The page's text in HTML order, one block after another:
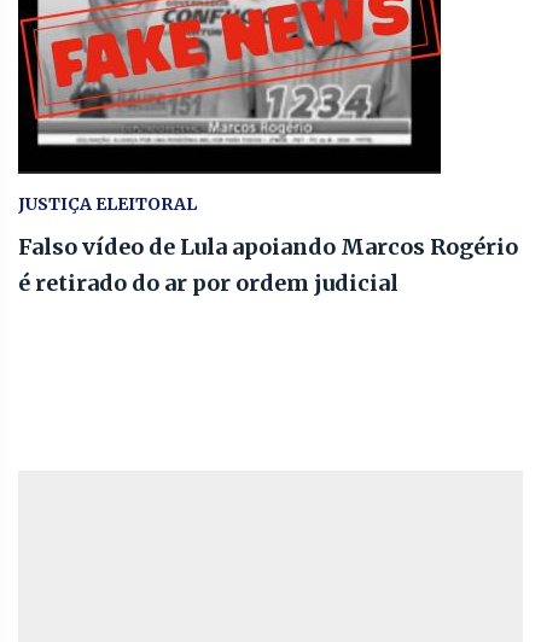
JUSTIÇA ELEITORAL
Falso vídeo de Lula apoiando Marcos Rogério
é retirado do ar por ordem judicial